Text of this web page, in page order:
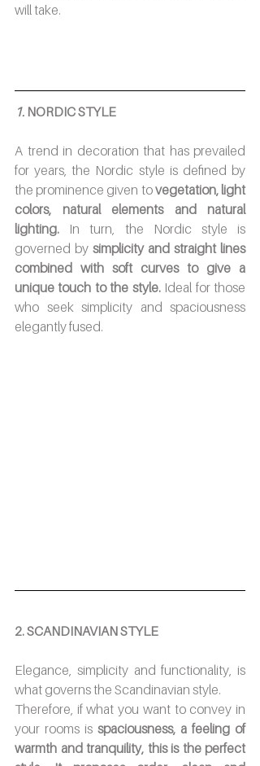
will take.
1. NORDIC STYLE
A trend in decoration that has prevailed
for years, the Nordic style is defined by
the prominence given to vegetation, light
colors, natural elements and natural
lighting. In turn, the Nordic style is
governed by simplicity and straight lines
combined with soft curves to give a
unique touch to the style. Ideal for those
who seek simplicity and spaciousness
elegantly fused.
2. SCANDINAVIAN STYLE
Elegance, simplicity and functionality, is
what governs the Scandinavian style.
Therefore, if what you want to convey in
your rooms is spaciousness, a feeling of
warmth and tranquility, this is the perfect